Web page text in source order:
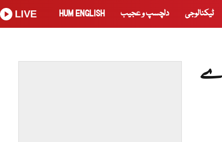
ٹیکنالوجی دلچسپ و عجیب HUM ENGLISH
LIVE
لڑے